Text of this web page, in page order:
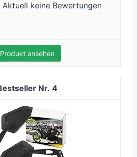
Aktuell keine Bewertungen
Produkt ansehen
4